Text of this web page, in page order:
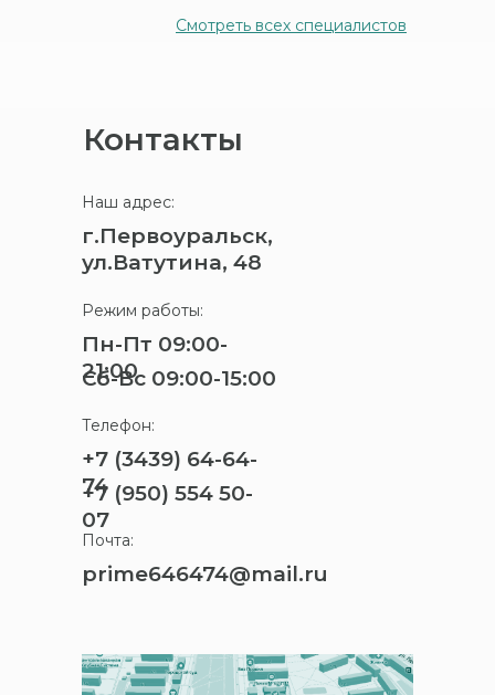
Смотреть всех специалистов
Контакты
Наш адрес:
Режим работы:
Телефон:
Почта:
г.Первоуральск,
ул.Ватутина, 48
Пн-Пт 09:00-
21:00
Сб-Вс 09:00-15:00
+7 (3439) 64-64-
74
prime646474@mail.ru
+7 (950) 554 50-
07